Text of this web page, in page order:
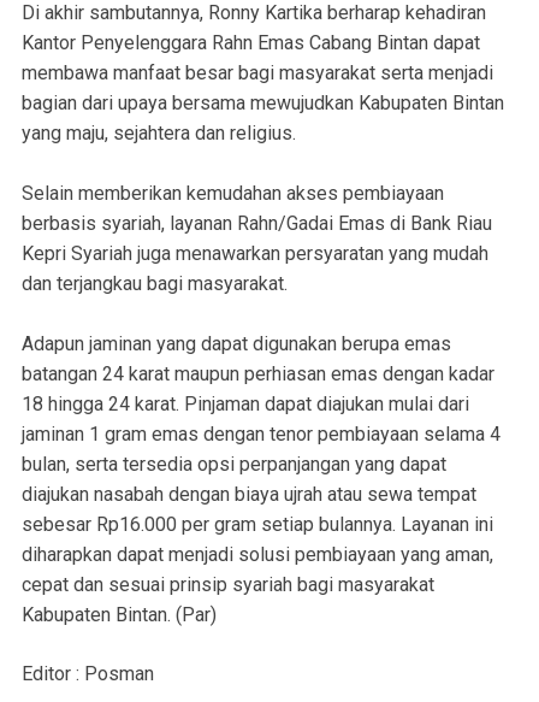
Di akhir sambutannya, Ronny Kartika berharap kehadiran
Kantor Penyelenggara Rahn Emas Cabang Bintan dapat
membawa manfaat besar bagi masyarakat serta menjadi
bagian dari upaya bersama mewujudkan Kabupaten Bintan
yang maju, sejahtera dan religius.
Selain memberikan kemudahan akses pembiayaan
berbasis syariah, layanan Rahn/Gadai Emas di Bank Riau
Kepri Syariah juga menawarkan persyaratan yang mudah
dan terjangkau bagi masyarakat.
Adapun jaminan yang dapat digunakan berupa emas
batangan 24 karat maupun perhiasan emas dengan kadar
18 hingga 24 karat. Pinjaman dapat diajukan mulai dari
jaminan 1 gram emas dengan tenor pembiayaan selama 4
bulan, serta tersedia opsi perpanjangan yang dapat
diajukan nasabah dengan biaya ujrah atau sewa tempat
sebesar Rp16.000 per gram setiap bulannya. Layanan ini
diharapkan dapat menjadi solusi pembiayaan yang aman,
cepat dan sesuai prinsip syariah bagi masyarakat
Kabupaten Bintan. (Par)
Editor : Posman